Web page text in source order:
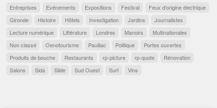
Entreprises
Evénements Expositions Festival
Feux d'origine électrique
Gironde
Histoire Hôtels Investigation Jardins
Journalistes
Lecture numérique
Littérature Londres Manoirs
Multinationales
Non classé
Oenotourisme Pauillac Politique
Portes ouvertes
Produits de bouche
Restaurants rp-picture rp-quote
Rénovation
Salons
Sida Slide Sud Ouest Surf Vins